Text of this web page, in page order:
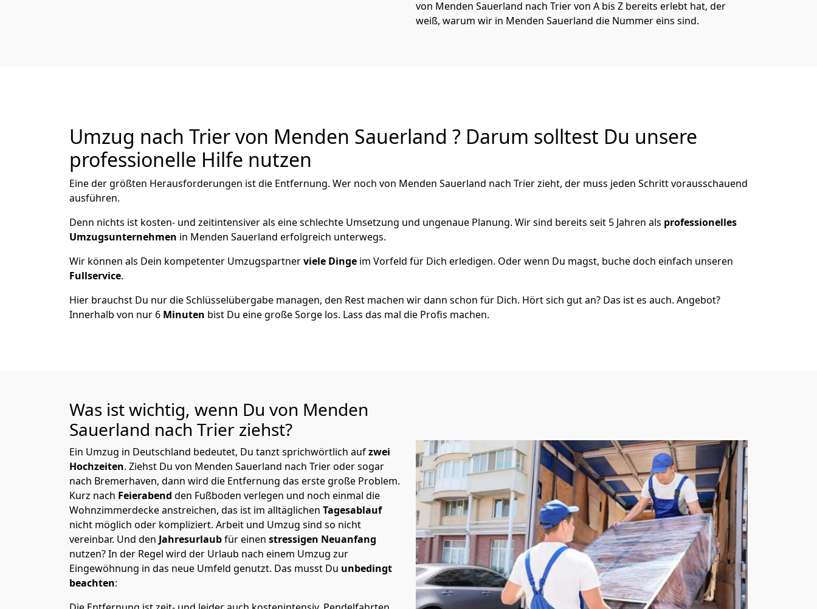
von Menden Sauerland nach Trier von A bis Z bereits erlebt hat, der
weiß, warum wir in Menden Sauerland die Nummer eins sind.
Umzug nach Trier von Menden Sauerland ? Darum solltest Du unsere
professionelle Hilfe nutzen
Eine der größten Herausforderungen ist die Entfernung. Wer noch von Menden Sauerland nach Trier zieht, der muss jeden Schritt vorausschauend
ausführen.
Denn nichts ist kosten- und zeitintensiver als eine schlechte Umsetzung und ungenaue Planung. Wir sind bereits seit 5 Jahren als professionelles
Umzugsunternehmen in Menden Sauerland erfolgreich unterwegs.
Wir können als Dein kompetenter Umzugspartnerviele Dinge im Vorfeld für Dich erledigen. Oder wenn Du magst, buche doch einfach unseren
Fullservice.
Hier brauchst Du nur die Schlüsselübergabe managen, den Rest machen wir dann schon für Dich. Hört sich gut an? Das ist es auch. Angebot?
Innerhalb von nur 6 Minuten bist Du eine große Sorge los. Lass das mal die Profis machen.
Was ist wichtig, wenn Du von Menden
Sauerland nach Trier ziehst?
Ein Umzug in Deutschland bedeutet, Du tanzt sprichwörtlich aufzwei
Hochzeiten. Ziehst Du von Menden Sauerland nach Trier oder sogar
nach Bremer­haven, dann wird die Entfernung das erste große Problem.
Kurz nach Feierabend den Fußboden verlegen und noch einmal die
Wohnzimmerdecke anstreichen, das ist im alltäglichen Tagesablauf
nicht möglich oder kompliziert. Arbeit und Umzug sind so nicht
vereinbar. Und den Jahresurlaubfür einen stressigen Neuanfang
nutzen? In der Regel wird der Urlaub nach einem Umzug zur
Eingewöhnung in das neue Umfeld genutzt. Das musst Du unbedingt
beachten: